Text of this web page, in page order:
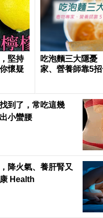
堅持
懷疑
吃泡麵三大隱
家、營養師靠5
到了，常吃這幾
小蠻腰
降火氣、養肝腎又
Health